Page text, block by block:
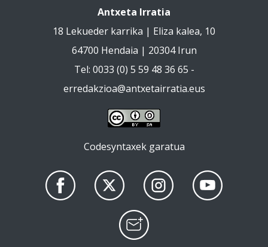
Antxeta Irratia
18 Lekueder karrika | Eliza kalea, 10
64700 Hendaia | 20304 Irun
Tel: 0033 (0) 5 59 48 36 65 -
erredakzioa@antxetairratia.eus
Codesyntaxek garatua